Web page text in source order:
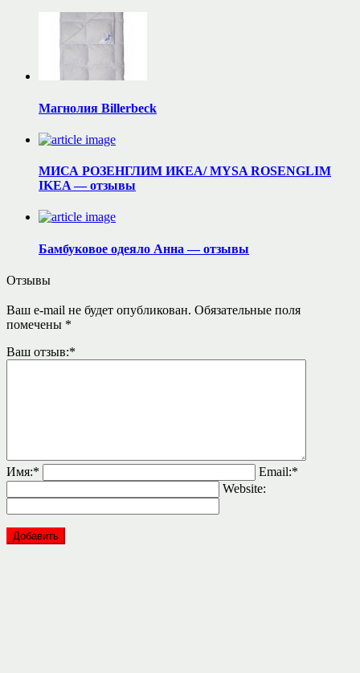
Магнолия Billerbeck
МИСА РОЗЕНГЛИМ ИКЕА/ MYSA ROSENGLIM
IKEA — отзывы
Бамбуковое одеяло Анна — отзывы
Отзывы
Ваш e-mail не будет опубликован. Обязательные поля
помечены *
Ваш отзыв:*
Имя:* Email:*
Website: